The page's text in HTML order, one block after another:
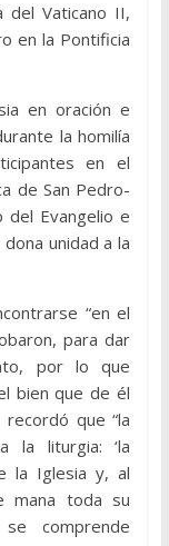
del Vaticano II,
en la Pontificia
en oración e
la homilía
en el
de San Pedro-
del Evangelio e
unidad a la
“en el
para dar
por lo que
bien que de él
que “la
la liturgia: ‘la
la Iglesia y, al
mana toda su
comprende